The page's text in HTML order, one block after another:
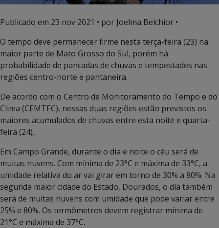
Publicado em 23 nov 2021 • por Joelma Belchior •
O tempo deve permanecer firme nesta terça-feira (23) na
maior parte de Mato Grosso do Sul, porém há
probabilidade de pancadas de chuvas e tempestades nas
regiões centro-norte e pantaneira.
De acordo com o Centro de Monitoramento do Tempo e do
Clima (CEMTEC), nessas duas regiões estão previstos os
maiores acumulados de chuvas entre esta noite e quarta-
feira (24).
Em Campo Grande, durante o dia e noite o céu será de
muitas nuvens. Com mínima de 23°C e máxima de 33°C, a
umidade relativa do ar vai girar em torno de 30% a 80%. Na
segunda maior cidade do Estado, Dourados, o dia também
será de muitas nuvens com umidade que pode variar entre
25% e 80%. Os termômetros devem registrar mínima de
21°C e máxima de 37°C.